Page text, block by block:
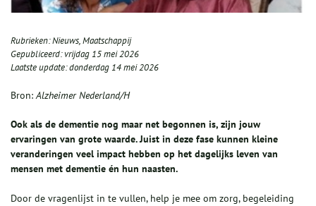
Rubrieken:Nieuws,Maatschappij
Gepubliceerd:vrijdag 15 mei 2026
Laatste update:donderdag 14 mei 2026
Bron:Alzheimer Nederland/H
Ook als de dementie nog maar net begonnen is, zijn jouw
ervaringen van grote waarde. Juist in deze fase kunnen kleine
veranderingen veel impact hebben op het dagelijks leven van
mensen met dementie én hun naasten.
Door de vragenlijst in te vullen, help je mee om zorg, begeleiding